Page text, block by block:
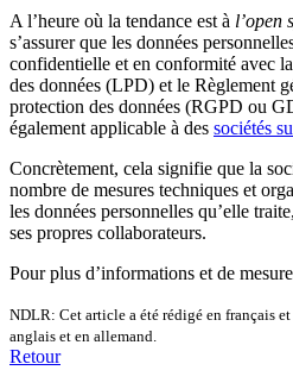
A l’heure où la tendance est à l’open
s’assurer que les données
confidentielle et en conformité avec
des données (LPD) et le Règlement
protection des données (RGPD ou
également applicable à des sociétés
Concrètement, cela signifie que la
nombre de mesures techniques et
les données personnelles qu’elle
ses propres collaborateurs.
Pour plus d’informations et de
NDLR: Cet article a été rédigé en français
anglais et en allemand.
Retour